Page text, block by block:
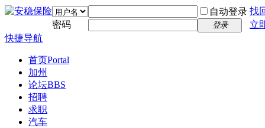
自动登录 找
密码
登录
立
快捷导航
首页Portal
加州
论坛BBS
招聘
求职
汽车